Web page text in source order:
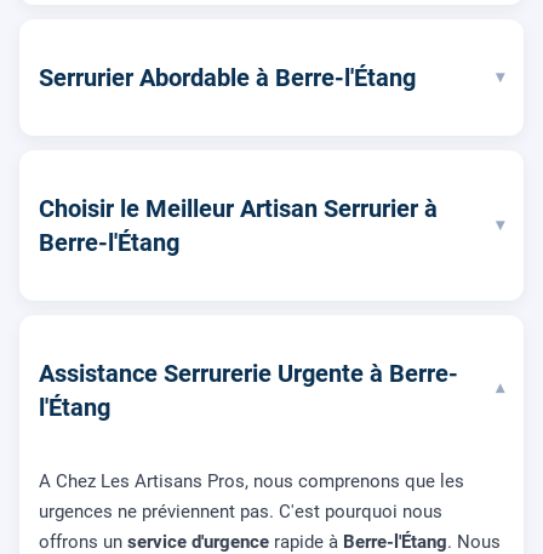
Serrurier Abordable à Berre-l'Étang ▾
Choisir le Meilleur Artisan Serrurier à
Berre-l'Étang
▾
Assistance Serrurerie Urgente à Berre-
l'Étang
▾
A Chez Les Artisans Pros, nous comprenons que les
urgences ne préviennent pas. C'est pourquoi nous
offrons un service d'urgence rapide à Berre-l'Étang. Nous